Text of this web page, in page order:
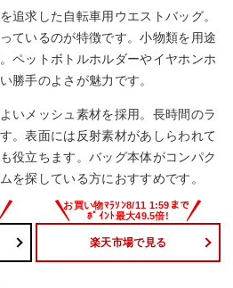
追求した自転車用ウエストバッグ。
ているのが特徴です。小物類を用途
ペットボトルホルダーやイヤホンホ
勝手のよさが魅力です。
いメッシュ素材を採用。長時間のラ
。表面には反射素材があしらわれて
役立ちます。バッグ本体がコンパク
を探している方におすすめです。
楽天市場で見る